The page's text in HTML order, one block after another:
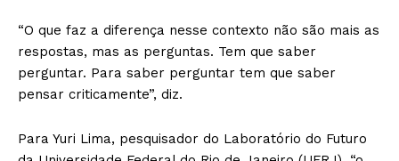
“O que faz a diferença nesse contexto não são mais as
respostas, mas as perguntas. Tem que saber
perguntar. Para saber perguntar tem que saber
pensar criticamente”, diz.
Para Yuri Lima, pesquisador do Laboratório do Futuro